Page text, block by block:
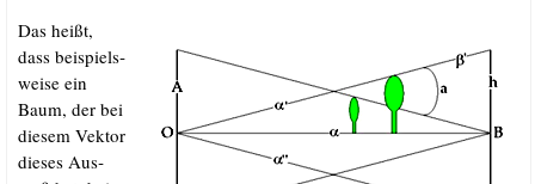
Das heißt,
dass bei­spiels­
wei­se ein
Baum, der bei
die­sem Vek­tor
die­ses Aus­